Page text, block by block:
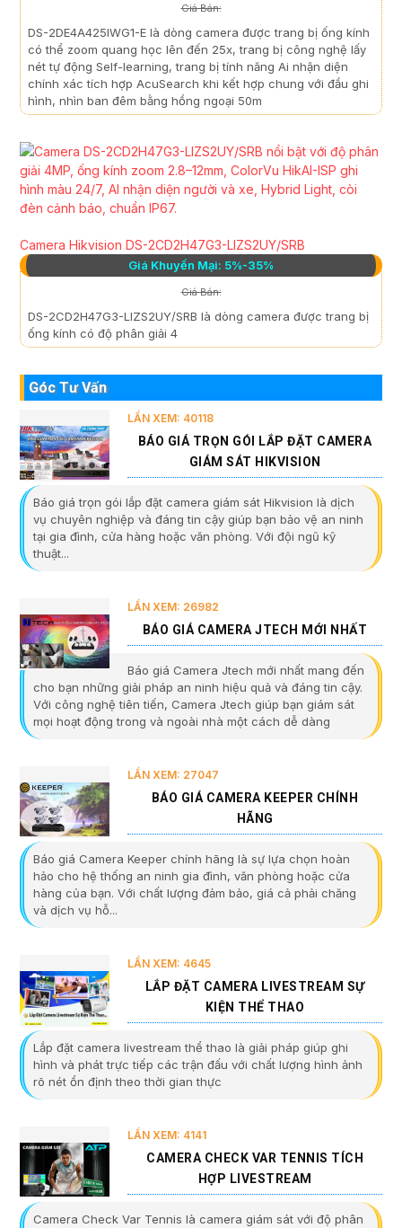
Giá Bán:
DS-2DE4A425IWG1-E là dòng camera được trang bị ống kính
có thể zoom quang học lên đến 25x, trang bị công nghệ lấy
nét tự động Self-learning, trang bị tính năng Ai nhận diện
chính xác tích hợp AcuSearch khi kết hợp chung với đầu ghi
hình, nhìn ban đêm bằng hồng ngoại 50m
Camera Hikvision DS-2CD2H47G3-LIZS2UY/SRB
Giá Khuyến Mại: 5%-35%
Giá Bán:
DS-2CD2H47G3-LIZS2UY/SRB là dòng camera được trang bị
ống kính có độ phân giải 4
Góc Tư Vấn
LẦN XEM: 40118
BÁO GIÁ TRỌN GÓI LẮP ĐẶT CAMERA
GIÁM SÁT HIKVISION
Báo giá trọn gói lắp đặt camera giám sát Hikvision là dịch
vụ chuyên nghiệp và đáng tin cậy giúp bạn bảo vệ an ninh
tại gia đình, cửa hàng hoặc văn phòng. Với đội ngũ kỹ
thuật...
LẦN XEM: 26982
BÁO GIÁ CAMERA JTECH MỚI NHẤT
Báo giá Camera Jtech mới nhất mang đến
cho bạn những giải pháp an ninh hiệu quả và đáng tin cậy.
Với công nghệ tiên tiến, Camera Jtech giúp bạn giám sát
mọi hoạt động trong và ngoài nhà một cách dễ dàng
LẦN XEM: 27047
BÁO GIÁ CAMERA KEEPER CHÍNH
HÃNG
Báo giá Camera Keeper chính hãng là sự lựa chọn hoàn
hảo cho hệ thống an ninh gia đình, văn phòng hoặc cửa
hàng của bạn. Với chất lượng đảm bảo, giá cả phải chăng
và dịch vụ hỗ...
LẦN XEM: 4645
LẮP ĐẶT CAMERA LIVESTREAM SỰ
KIỆN THỂ THAO
Lắp đặt camera livestream thể thao là giải pháp giúp ghi
hình và phát trực tiếp các trận đấu với chất lượng hình ảnh
rõ nét ổn định theo thời gian thực
LẦN XEM: 4141
CAMERA CHECK VAR TENNIS TÍCH
HỢP LIVESTREAM
Camera Check Var Tennis là camera giám sát với độ phân